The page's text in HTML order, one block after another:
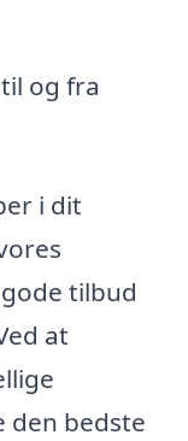
og fra
i dit
tilbud
at
den bedste